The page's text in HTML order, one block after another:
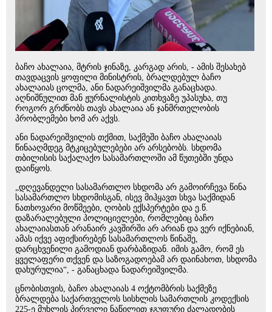
ბაჩო ახალაია, მტრის ჯინაზე, კარგად არის, - ამის შესახებ
თავდაცვის ყოფილი მინისტრის, ბრალდებულ ბაჩო
ახალაიას ცოლმა, ანი ნადარეიშვილმა განაცხადა.
აღნიშნულით მან ჟურნალისტის კითხვაზე უპასუხა, თუ
როგორ გრძნობს თავს ახალაია ან ჯანმრთელობის
პრობლემები ხომ არ აქვს.
ანი ნადარეიშვილის თქმით, საქმეში ბაჩო ახალაიას
წინააღმდეგ მტკიცებულებები არ არსებობს. სხდომა
თბილისის საქალაქო სასამართლოში ამ წუთებში უნდა
დაიწყოს.
„დღევანდელი სასამართლო სხდომა არ გამოირჩევა წინა
სასამართლო სხდომისგან, ისევ მიჰყავთ სხვა საქმიდან
ნათხოვარი მოწმეები, ღობის ექსპერტები და ე.წ.
დაზარალებული პოლიციელები, რომლებიც ბაჩო
ახალაიასთან არანაირ კავშირში არ არიან და ვერ იქნებიან,
ამას იქვე აფიქსირებენ სასამართლოს წინაშე,
დარცხვენილი გამოდიან დარბაზიდან. იმის გამო, რომ ეს
ყველაფერი თქვენ და საზოგადოებამ არ დაინახოთ, სხდომა
დახურულია“, - განაცხადა ნადარეიშვილმა.
ცნობისთვის, ბაჩო ახალაიას 4 ოქტომბრის საქმეზე
ბრალდება საქართველოს სისხლის სამართლის კოდექსის
225-ე მუხლის პირველი ნაწილით ჯგუფური ძალადობის